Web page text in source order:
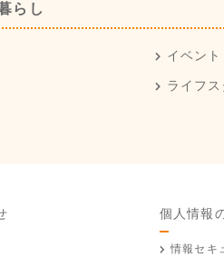
らし
イベント
ライフ
個人情報
情報セキ